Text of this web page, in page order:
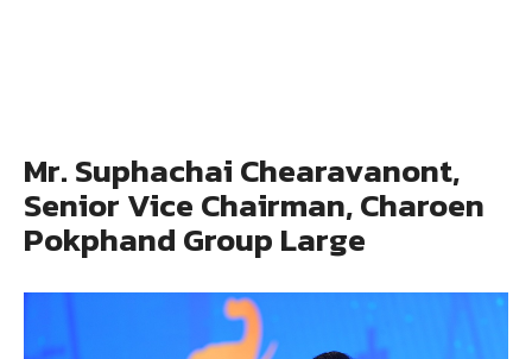
Mr. Suphachai Chearavanont,
Senior Vice Chairman, Charoen
Pokphand Group Large